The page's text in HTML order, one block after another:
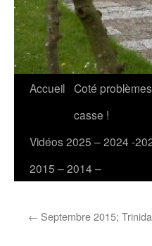
Accueil Coté
casse !
Vidéos 2025 – 2024 -
2015 – 2014 –
← Septembre 2015;